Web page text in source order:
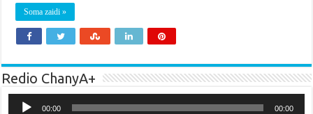
Soma zaidi »
Redio ChanyA+
Player
00:00 00:00